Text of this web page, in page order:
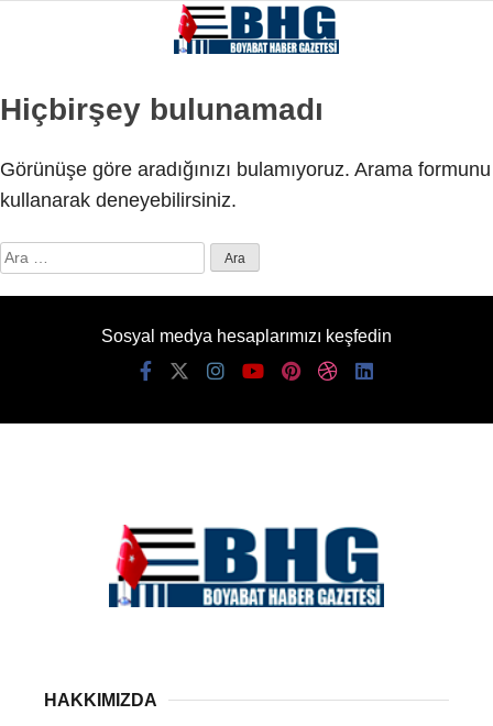
Hiçbirşey bulunamadı
Görünüşe göre aradığınızı bulamıyoruz. Arama formunu
kullanarak deneyebilirsiniz.
Arama:
Sosyal medya hesaplarımızı keşfedin
HAKKIMIZDA